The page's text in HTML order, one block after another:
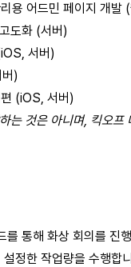
용 어드민 페이지 개발
도화 (서버)
서버)
)
(iOS, 서버)
는 것은 아니며, 킥오프
를 통해 화상 회의를 진
정한 작업량을 수행합